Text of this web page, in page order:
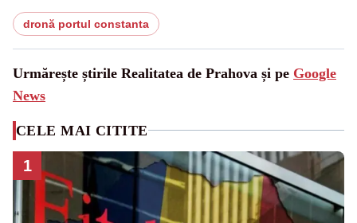
dronă portul constanta
Urmărește știrile Realitatea de Prahova și pe Google
News
CELE MAI CITITE
1